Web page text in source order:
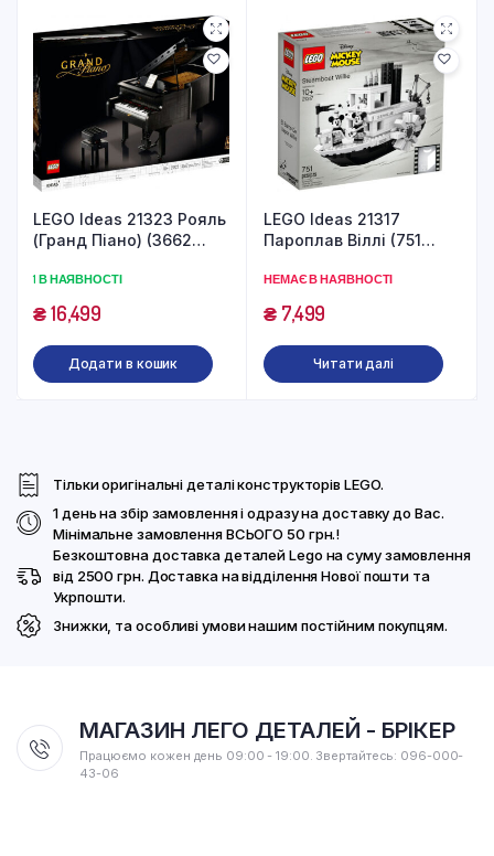
LEGO Ideas 21323 Рояль
(Гранд Піано) (3662
1 В НАЯВНОСТІ
₴16,499
Додати в кошик
LEGO Ideas 21317
Пароплав Віллі (751
НЕМАЄ В НАЯВНОСТІ
₴7,499
Читати далі
Тільки оригінальні деталі конструкторів LEGO.
1 день на збір замовлення і одразу на доставку до Вас.
Мінімальне замовлення ВСЬОГО 50 грн.!
Безкоштовна доставка деталей Lego на суму замовлення
від 2500 грн. Доставка на відділення Нової пошти та
Укрпошти.
Знижки, та особливі умови нашим постійним покупцям.
МАГАЗИН ЛЕГО ДЕТАЛЕЙ - БРІКЕР
Працюємо кожен день 09:00 - 19:00. Звертайтесь: 096-000-
43-06